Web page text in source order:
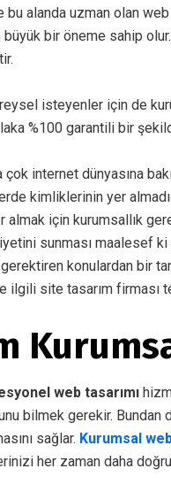
bu alanda uzman olan
büyük bir öneme sahip
isteyenler için de
%100 garantili bir
çok internet dünyasına
kimliklerinin yer
almak için kurumsallık
sunması maalesef
gerektiren konulardan bir
ilgili site tasarım firması
web tasarımı
bilmek gerekir. Bundan
sağlar. Kurumsal
her zaman daha